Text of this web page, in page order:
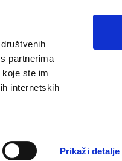
partnerima
ste im
internetskih
Prikaži detalje